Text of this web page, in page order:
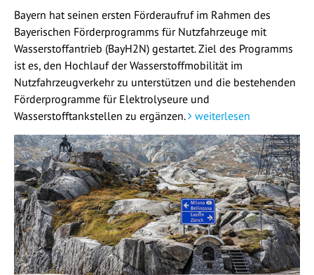
Bayern hat seinen ersten Förderaufruf im Rahmen des
Bayerischen Förderprogramms für Nutzfahrzeuge mit
Wasserstoffantrieb (BayH2N) gestartet. Ziel des Programms
ist es, den Hochlauf der Wasserstoffmobilität im
Nutzfahrzeugverkehr zu unterstützen und die bestehenden
Förderprogramme für Elektrolyseure und
Wasserstofftankstellen zu ergänzen.
weiterlesen